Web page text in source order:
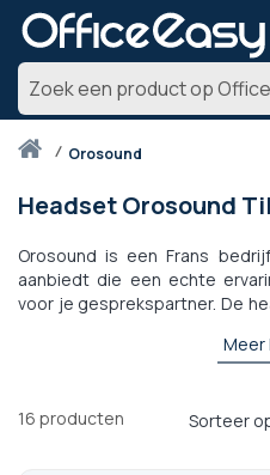
Thuisorosound
Headset Orosound
Orosound is een Frans
aanbiedt die een echte
voor je gesprekspartner. De
vooral met de microfoonarm
dankzij de instelbare ANC en
Meer
16 producten Sorteer